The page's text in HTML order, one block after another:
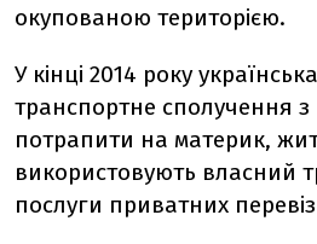
окупованою територією.
У кінці 2014 року
транспортне сполучення
потрапити на материк,
використовують власний
послуги приватних